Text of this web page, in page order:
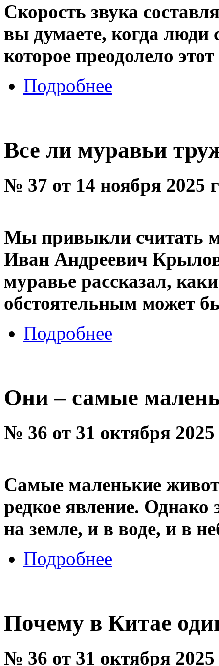
Скорость звука
вы думаете, когда люди
которое преодолело
Подробнее
Все ли муравьи
№ 37 от 14 ноября 2025
Мы привыкли считать
Иван Андреевич Крылов
муравье рассказал,
обстоятельным может
Подробнее
Они – самые
№ 36 от 31 октября
Самые маленькие
редкое явление. Однако
на земле, и в воде, и в
Подробнее
Почему в Китае
№ 36 от 31 октября